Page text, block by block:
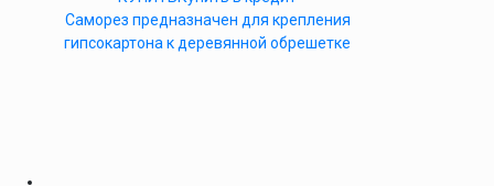
Саморез предназначен для крепления
гипсокартона к деревянной обрешетке